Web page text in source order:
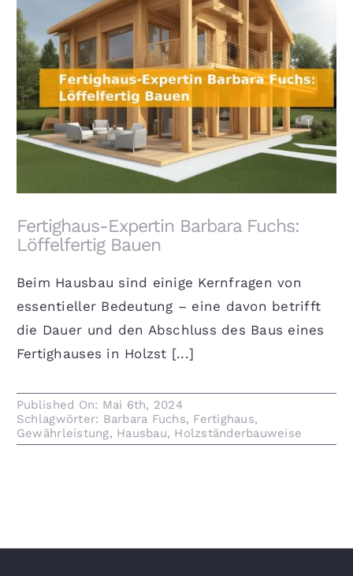
Fertighaus-Expertin Barbara Fuchs: Löffelfertig
Bauen
Fertighaus-Expertin Barbara Fuchs:
Löffelfertig Bauen
Beim Hausbau sind einige Kernfragen von
essentieller Bedeutung – eine davon betrifft
die Dauer und den Abschluss des Baus eines
Fertighauses in Holzst [...]
Published On: Mai 6th, 2024
Schlagwörter: Barbara Fuchs, Fertighaus,
Gewährleistung, Hausbau, Holzständerbauweise